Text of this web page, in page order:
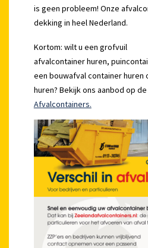
is geen probleem! Onze
dekking in heel Nederland.
Kortom: wilt u een grofvuil
afvalcontainer huren,
een bouwafval container huren
huren? Bekijk ons aanbod op
Afvalcontainers.